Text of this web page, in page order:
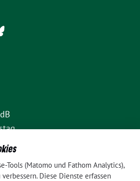
Die Grünen
1
Tools (Matomo und Fathom Analytics),
Diese Dienste erfassen